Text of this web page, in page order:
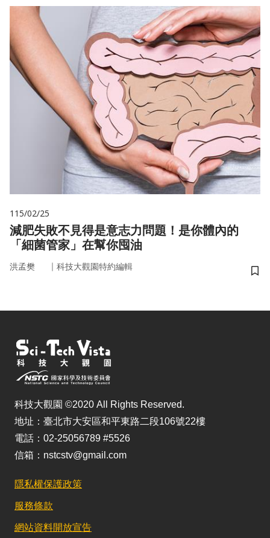
115/02/25
減肥失敗不見得是意志力問題！是你體內的
「細菌管家」在幫你囤油
洪孟樊 ｜ 科技大觀園特約編輯
儲
科技大觀園 ©2020 All Rights Reserved.
地址：臺北市大安區和平東路二段106號22樓
電話：02-25056789 #5526
信箱：nstcstv@gmail.com
隱私權保護政策
服務條款
網站資料開放宣告